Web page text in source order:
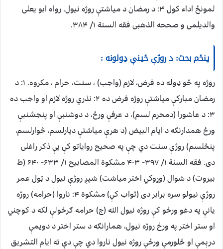
لمونځ اداء کول ۳: د رمضان د میاشتې روژه نیول. رواه ابو یعلی
والدیلمی و صححه الذهبی فقه السنة ۱/ ۳۸۴.
پنځم بحث: د روژې ځینې ډولونه :
روژه په څو ډوله ده فرض، لازم (واجب) ، سنت، حرام ، مکروه. ۱: د
رمضان مبارکې میاشتې روژه فرض ده ۲: نذري روژه لازم او واجب ده
۳: د عاشورا (دمحرم لسم)، د عرفې ورځ، د دوشنبې او پنجشنبې
ورځ همدارنګه د ایام البیض (د هرې میاشتې دیارلسم، څوارلسم،
پنځلسم) روژې سنت دي چې په صحیح روایاتو کې یې ذکر راغلی
دی. فقه السنة ۱/ ۳۹۷- ۴۰۳ مشکوة المصابیح ۱/ ۶۳۳- ۶۴۰ (ط
بیروت) د شوال (وړوکي اختر میاشت) شپږ روژې نیول د ټول عمر
روژې نیولو سره برابر دی (ثواب کې) مشکوة ۴: ناروا (حرامه) روژه
یانې په دغو ورځو کې روژه نیول الله (ج) حرامه ګرځولې لکه د کوچني
او ستر اختر په ورځ روژه نیول، همارانګه د ستر اختر د دویمې
درېمې او څلورمې ورځې روژه نیول ناروا دي چې دې ته ایام التشریق